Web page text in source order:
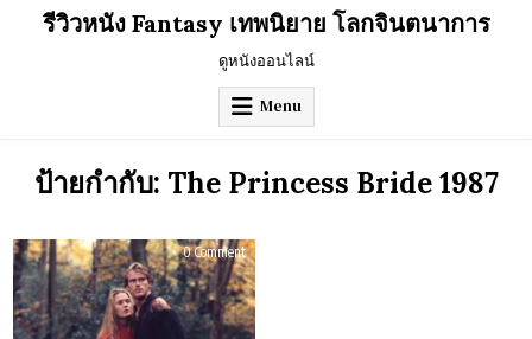
รีวิวหนัง Fantasy เทพนิยาย โลกจินตนาการ
ดูหนังออนไลน์
Menu
ป้ายกำกับ: The Princess Bride 1987
0 Commenton
รีวิว
The
Princess
Bride
(1987)